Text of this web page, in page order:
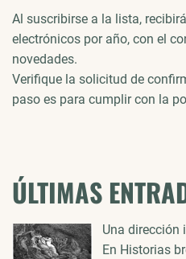
Al suscribirse a la lista,
electrónicos por año, con el
novedades.
Verifique la solicitud de
paso es para cumplir con la
ÚLTIMAS
Una dirección
En Historias